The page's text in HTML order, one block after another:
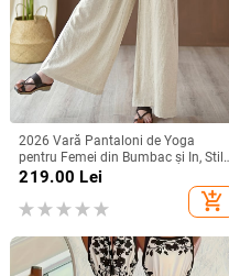
2026 Vară Pantaloni de Yoga
pentru Femei din Bumbac și In, Stil
Artistic Retro, Spălați cu Nisip, Talie
219.00 Lei
add_shopping_cart